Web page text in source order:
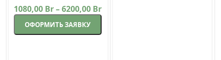
1080,00 Br–6200,00 Br
ОФОРМИТЬ ЗАЯВКУ